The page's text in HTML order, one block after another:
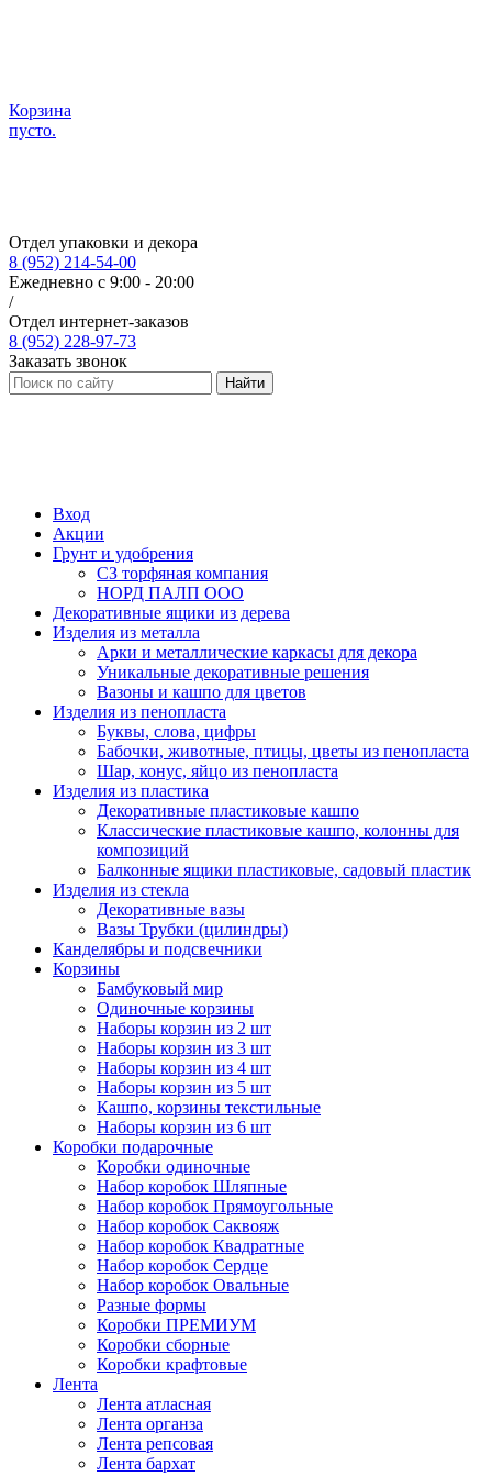
Корзина
пусто.
Отдел упаковки и декора
8 (952) 214-54-00
Ежедневно с 9:00 - 20:00
/
Отдел интернет-заказов
8 (952) 228-97-73
Заказать звонок
Найти
Вход
Акции
Грунт и удобрения
СЗ торфяная компания
НОРД ПАЛП ООО
Декоративные ящики из дерева
Изделия из металла
Арки и металлические каркасы для декора
Уникальные декоративные решения
Вазоны и кашпо для цветов
Изделия из пенопласта
Буквы, слова, цифры
Бабочки, животные, птицы, цветы из пенопласта
Шар, конус, яйцо из пенопласта
Изделия из пластика
Декоративные пластиковые кашпо
Классические пластиковые кашпо, колонны для
композиций
Балконные ящики пластиковые, садовый пластик
Изделия из стекла
Декоративные вазы
Вазы Трубки (цилиндры)
Канделябры и подсвечники
Корзины
Бамбуковый мир
Одиночные корзины
Наборы корзин из 2 шт
Наборы корзин из 3 шт
Наборы корзин из 4 шт
Наборы корзин из 5 шт
Кашпо, корзины текстильные
Наборы корзин из 6 шт
Коробки подарочные
Коробки одиночные
Набор коробок Шляпные
Набор коробок Прямоугольные
Набор коробок Саквояж
Набор коробок Квадратные
Набор коробок Сердце
Набор коробок Овальные
Разные формы
Коробки ПРЕМИУМ
Коробки сборные
Коробки крафтовые
Лента
Лента атласная
Лента органза
Лента репсовая
Лента бархат